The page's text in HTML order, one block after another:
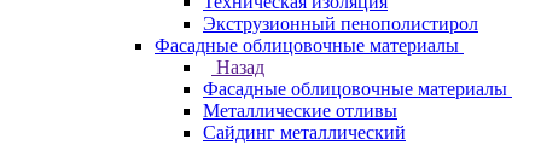
Экструзионный пенополистирол
Фасадные облицовочные материалы
Назад
Фасадные облицовочные материалы
Металлические отливы
Сайдинг металлический